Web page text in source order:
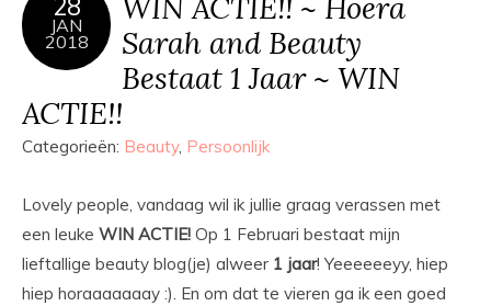
28
JAN
2018
Sarah and Beauty
Bestaat 1 Jaar ~ WIN
ACTIE!!
Categorieën: Beauty, Persoonlijk
Lovely people, vandaag wil ik jullie graag verassen met
een leuke WIN ACTIE! Op 1 Februari bestaat mijn
lieftallige beauty blog(je) alweer 1 jaar! Yeeeeeeyy, hiep
hiep horaaaaaaay :). En om dat te vieren ga ik een goed